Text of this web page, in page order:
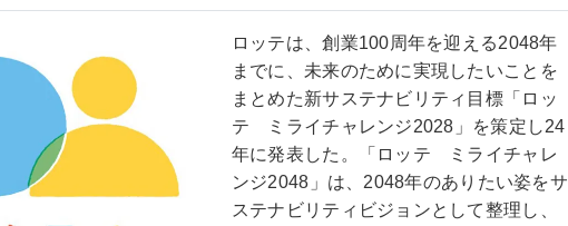
ロッテは、創業100周年を迎える2048年
までに、未来のために実現したいことを
まとめた新サステナビリティ目標「ロッ
テ ミライチャレンジ2028」を策定し24
年に発表した。「ロッテ ミライチャレ
ンジ2048」は、2048年のありたい姿をサ
ステナビリティビジョンとして整理し、